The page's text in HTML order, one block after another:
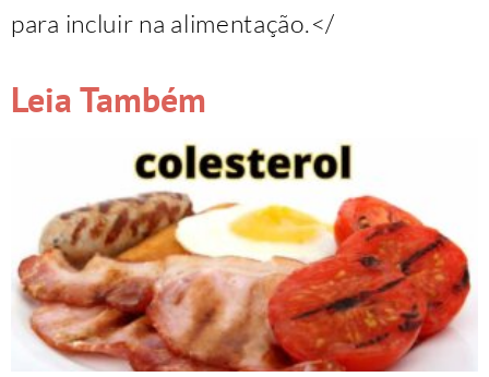
para incluir na alimentação.</
Leia Também